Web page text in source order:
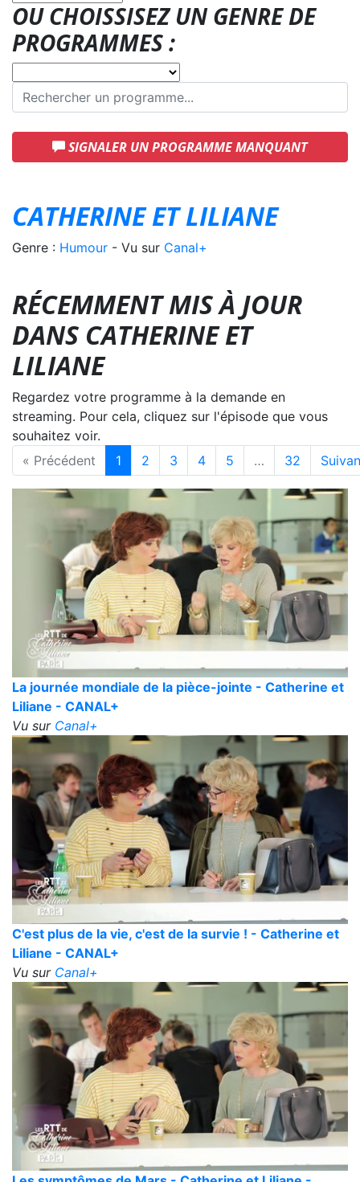
OU CHOISSISEZ UN GENRE DE
PROGRAMMES :
SIGNALER UN PROGRAMME MANQUANT
CATHERINE ET LILIANE
Genre : Humour - Vu sur Canal+
RÉCEMMENT MIS À JOUR
DANS CATHERINE ET
LILIANE
Regardez votre programme à la demande en
streaming. Pour cela, cliquez sur l'épisode que vous
souhaitez voir.
« Précédent
1 2 3 4 5 … 32
La journée mondiale de la pièce-jointe - Catherine et
Liliane - CANAL+
Vu sur Canal+
C'est plus de la vie, c'est de la survie ! - Catherine et
Liliane - CANAL+
Vu sur Canal+